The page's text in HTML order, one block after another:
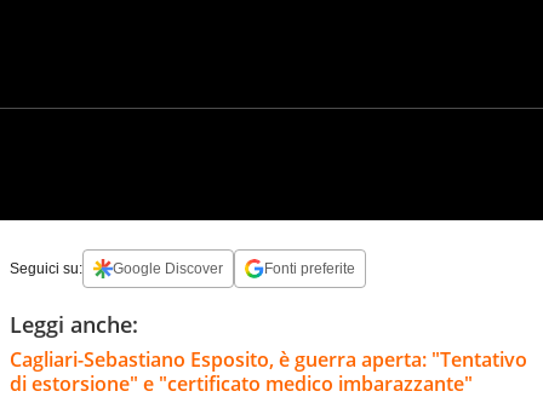
Seguici su: Google Discover Fonti preferite
Leggi anche:
Cagliari-Sebastiano Esposito, è guerra aperta: "Tentativo
di estorsione" e "certificato medico imbarazzante"